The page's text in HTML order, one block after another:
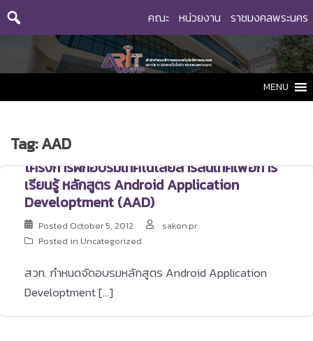
Skip
คณะ หน่วยงาน ราชมงคลพระนคร
MENU
Tag:AAD
โครงการฝึกอบรมเทคโนโลยีสารสนเทศเพื่อการ
เรียนรู้ หลักสูตร Android Application
Developtment (AAD)
Posted October 5, 2012
sakon.pr
Posted in Uncategorized
สวท. กำหนดจัดอบรมหลักสูตร Android Application
Developtment […]